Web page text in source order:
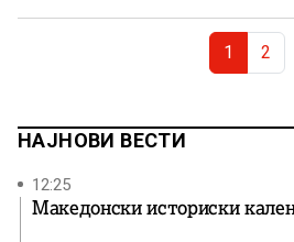
бугарофилски колектив во
Current
1 Page
2
НАЈНОВИ ВЕСТИ
12:25
Македонски историски